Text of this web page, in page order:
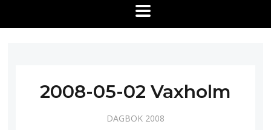
2008-05-02 Vaxholm
DAGBOK 2008